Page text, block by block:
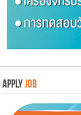
APPLYJOB